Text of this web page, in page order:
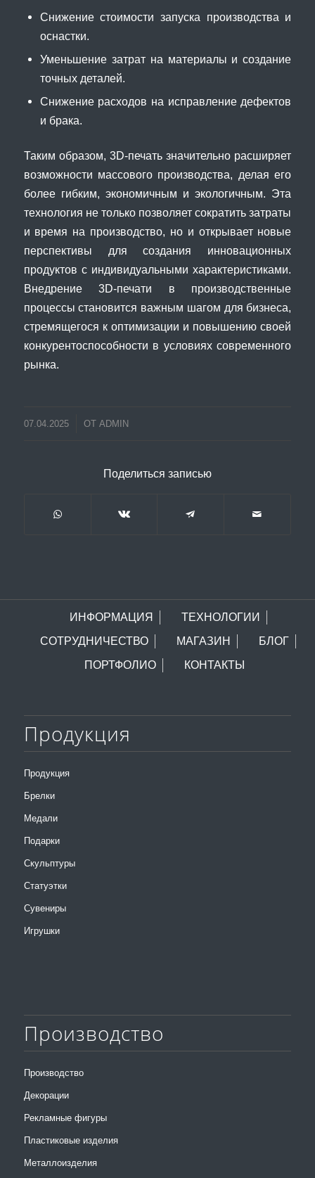
Снижение стоимости запуска производства и
оснастки.
Уменьшение затрат на материалы и создание
точных деталей.
Снижение расходов на исправление дефектов
и брака.
Таким образом, 3D-печать значительно расширяет
возможности массового производства, делая его
более гибким, экономичным и экологичным. Эта
технология не только позволяет сократить затраты
и время на производство, но и открывает новые
перспективы для создания инновационных
продуктов с индивидуальными характеристиками.
Внедрение 3D-печати в производственные
процессы становится важным шагом для бизнеса,
стремящегося к оптимизации и повышению своей
конкурентоспособности в условиях современного
рынка.
07.04.2025 ОТ ADMIN
Поделиться записью
ИНФОРМАЦИЯ
ТЕХНОЛОГИИ
СОТРУДНИЧЕСТВО
МАГАЗИН
БЛОГ
ПОРТФОЛИО
КОНТАКТЫ
Продукция
Продукция
Брелки
Медали
Подарки
Скульптуры
Статуэтки
Сувениры
Игрушки
Производство
Производство
Декорации
Рекламные фигуры
Пластиковые изделия
Металлоизделия